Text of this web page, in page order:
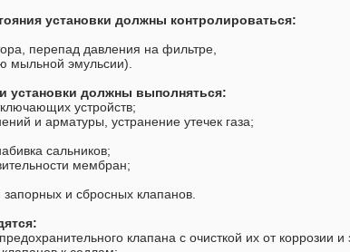
установки должны контролироваться:
перепад давления на фильтре,
мыльной эмульсии).
установки должны выполняться:
устройств;
и арматуры, устранение утечек газа;
сальников;
мембран;
и сбросных клапанов.
, предохранительного клапана с очисткой их от коррозии и